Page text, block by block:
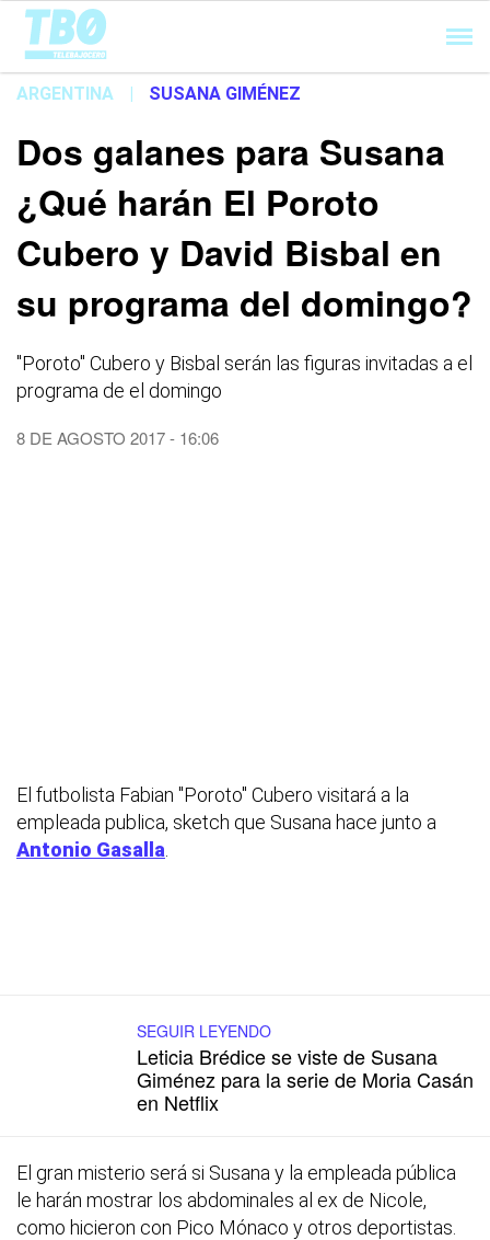
Cargando...
ARGENTINA | SUSANA GIMÉNEZ
Dos galanes para Susana
¿Qué harán El Poroto
Cubero y David Bisbal en
su programa del domingo?
''Poroto'' Cubero y Bisbal serán las figuras invitadas a el
programa de el domingo
8 DE AGOSTO 2017 - 16:06
El futbolista Fabian ''Poroto'' Cubero visitará a la
empleada publica, sketch que Susana hace junto a
Antonio Gasalla
SEGUIR LEYENDO
Leticia Brédice se viste de Susana
Giménez para la serie de Moria Casán
en Netflix
El gran misterio será si Susana y la empleada pública
le harán mostrar los abdominales al ex de Nicole,
como hicieron con Pico Mónaco y otros deportistas.